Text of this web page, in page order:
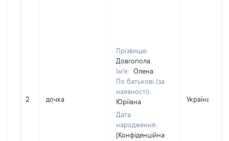
2 дочка
Прізвище:
Довгопола
Ім'я:
Олена
По батькові (за
наявності):
Юріївна
Дата
народження:
[Конфіденційна
Україна